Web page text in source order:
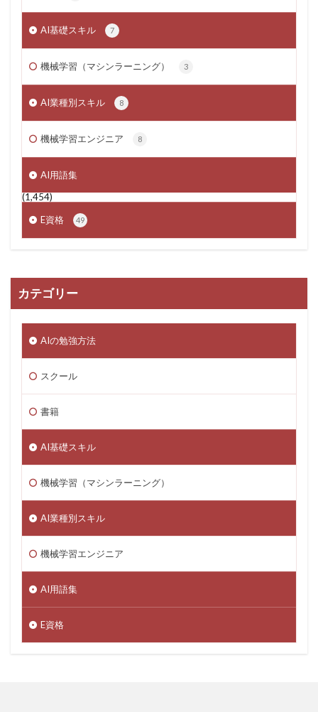
AI基礎スキル 7
機械学習（マシンラーニング） 3
AI業種別スキル 8
機械学習エンジニア 8
AI用語集
(1,454)
E資格
49
カテゴリー
AIの勉強方法
スクール
書籍
AI基礎スキル
機械学習（マシンラーニング）
AI業種別スキル
機械学習エンジニア
AI用語集
E資格